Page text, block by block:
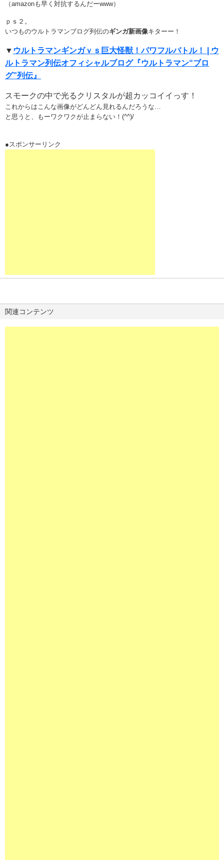
（amazonも早く対抗するんだーwww）
ｐｓ２。
いつものウルトラマンブログ列伝のギンガ新画像キターー！
▼ ウルトラマンギンガｖｓ巨大怪獣！パワフルバトル！ | ウ
ルトラマン列伝オフィシャルブログ『ウルトラマン“ブロ
グ”列伝』
スモークの中で光るクリスタルが超カッコイイっす！
これからはこんな画像がどんどん見れるんだろうな…
と思うと、もーワクワクが止まらない！(^^)/
●スポンサーリンク
関連コンテンツ